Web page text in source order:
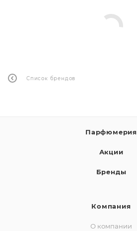
Список брендов
Парфюмерия
Акции
Бренды
Компания
О компании